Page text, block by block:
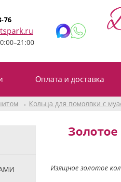
76
Оплата и доставка
Кольца для помолвки с
Изящное золотое